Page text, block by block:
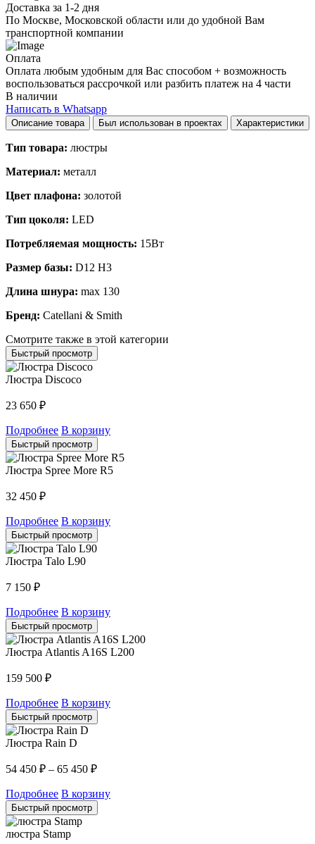
Доставка за 1-2 дня
По Москве, Московской области или до удобной Вам
транспортной компании
Оплата
Оплата любым удобным для Вас способом + возможность
воспользоваться рассрочкой или разбить платеж на 4 части
В наличии
Написать в Whatsapp
Описание товара Был использован в проектах Характеристики
Тип товара: люстры
Материал: металл
Цвет плафона: золотой
Тип цоколя: LED
Потребляемая мощность: 15Вт
Размер базы: D12 H3
Длина шнура: max 130
Бренд: Catellani & Smith
Смотрите также в этой категории
Быстрый просмотр
Люстра Discoco
23 650 ₽
Подробнее В корзину
Быстрый просмотр
Люстра Spree More R5
32 450 ₽
Подробнее В корзину
Быстрый просмотр
Люстра Talo L90
7 150 ₽
Подробнее В корзину
Быстрый просмотр
Люстра Atlantis A16S L200
159 500 ₽
Подробнее В корзину
Быстрый просмотр
Люстра Rain D
54 450 ₽ – 65 450 ₽
Подробнее В корзину
Быстрый просмотр
люстра Stamp